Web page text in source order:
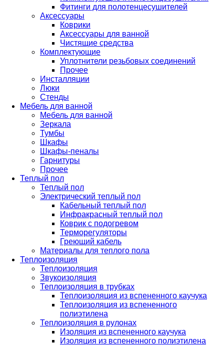
Фитинги для полотенцесушителей
Аксессуары
Коврики
Аксессуары для ванной
Чистящие средства
Комплектующие
Уплотнители резьбовых соединений
Прочее
Инсталляции
Люки
Стенды
Мебель для ванной
Мебель для ванной
Зеркала
Тумбы
Шкафы
Шкафы-пеналы
Гарнитуры
Прочее
Теплый пол
Теплый пол
Электрический теплый пол
Кабельный теплый пол
Инфракрасный теплый пол
Коврик с подогревом
Терморегуляторы
Греющий кабель
Материалы для теплого пола
Теплоизоляция
Теплоизоляция
Звукоизоляция
Теплоизоляция в трубках
Теплоизоляция из вспененного каучука
Теплоизоляция из вспененного
полиэтилена
Теплоизоляция в рулонах
Изоляция из вспененного каучука
Изоляция из вспененного полиэтилена